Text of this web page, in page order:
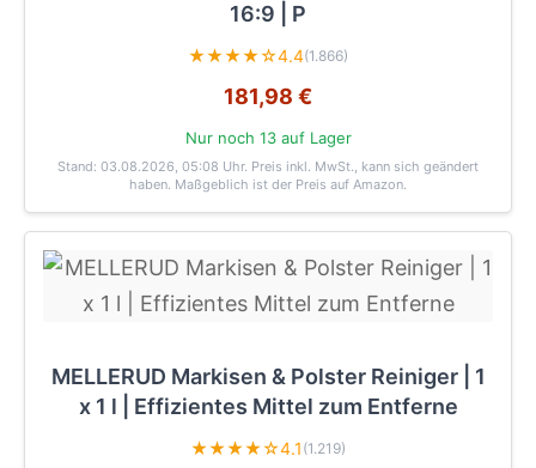
16:9 | P
★★★★☆4.4(1.866)
181,98 €
Nur noch 13 auf Lager
Stand: 03.08.2026, 05:08 Uhr. Preis inkl. MwSt., kann sich geändert
haben. Maßgeblich ist der Preis auf Amazon.
MELLERUD Markisen & Polster Reiniger | 1
x 1 l | Effizientes Mittel zum Entferne
★★★★☆4.1 (1.219)